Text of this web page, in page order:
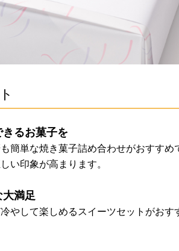
るお菓子を
簡単な焼き菓子詰め合わせがおすす
い印象が高まります。
満足
やして楽しめるスイーツセットがお